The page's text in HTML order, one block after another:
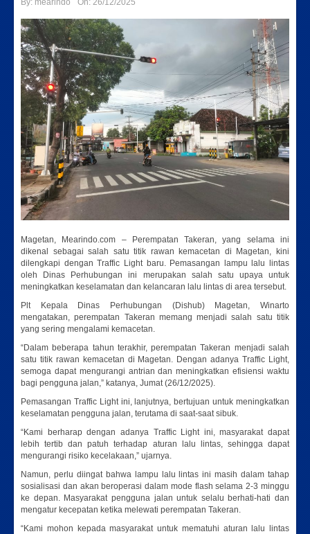
By: mearindo On: 26/12/2025
Magetan, Mearindo.com – Perempatan Takeran, yang selama ini
dikenal sebagai salah satu titik rawan kemacetan di Magetan, kini
dilengkapi dengan Traffic Light baru. Pemasangan lampu lalu lintas
oleh Dinas Perhubungan ini merupakan salah satu upaya untuk
meningkatkan keselamatan dan kelancaran lalu lintas di area tersebut.
Plt Kepala Dinas Perhubungan (Dishub) Magetan, Winarto
mengatakan, perempatan Takeran memang menjadi salah satu titik
yang sering mengalami kemacetan.
“Dalam beberapa tahun terakhir, perempatan Takeran menjadi salah
satu titik rawan kemacetan di Magetan. Dengan adanya Traffic Light,
semoga dapat mengurangi antrian dan meningkatkan efisiensi waktu
bagi pengguna jalan,” katanya, Jumat (26/12/2025).
Pemasangan Traffic Light ini, lanjutnya, bertujuan untuk meningkatkan
keselamatan pengguna jalan, terutama di saat-saat sibuk.
“Kami berharap dengan adanya Traffic Light ini, masyarakat dapat
lebih tertib dan patuh terhadap aturan lalu lintas, sehingga dapat
mengurangi risiko kecelakaan,” ujarnya.
Namun, perlu diingat bahwa lampu lalu lintas ini masih dalam tahap
sosialisasi dan akan beroperasi dalam mode flash selama 2-3 minggu
ke depan. Masyarakat pengguna jalan untuk selalu berhati-hati dan
mengatur kecepatan ketika melewati perempatan Takeran.
“Kami mohon kepada masyarakat untuk mematuhi aturan lalu lintas